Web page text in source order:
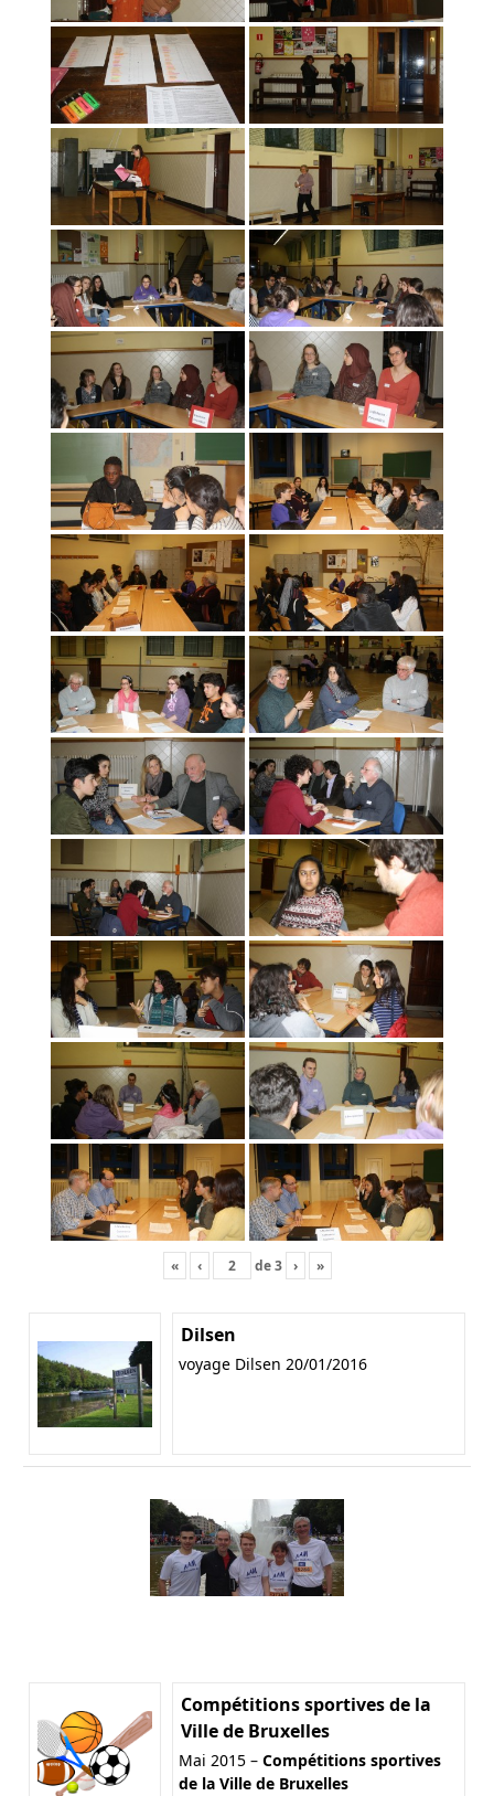
« ‹ de3 › »
Dilsen
voyage Dilsen 20/01/2016
Compétitions sportives de la
Ville de Bruxelles
Mai 2015 – Compétitions sportives
de la Ville de Bruxelles